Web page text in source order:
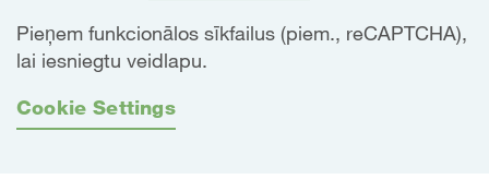
Pieņem funkcionālos sīkfailus (piem., reCAPTCHA),
lai iesniegtu veidlapu.
Cookie Settings